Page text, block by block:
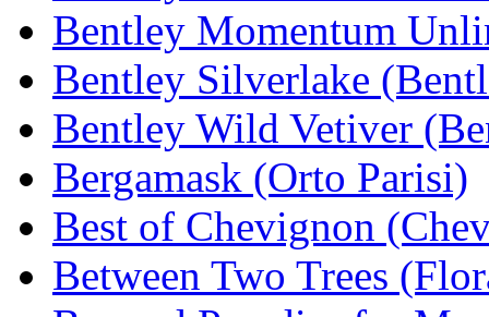
Bentley Momentum
Bentley Silverlake
Bentley Wild Vetiver
Bergamask (Orto Parisi)
Best of Chevignon
Between Two Trees